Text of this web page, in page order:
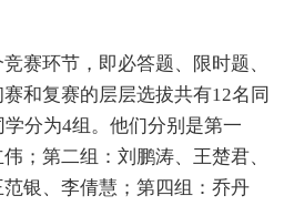
赛环节，即必答题、限时题、
和复赛的层层选拔共有12名同
分为4组。他们分别是第一
；第二组：刘鹏涛、王楚君、
银、李倩慧；第四组：乔丹